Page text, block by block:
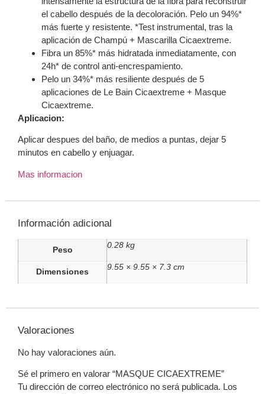
el cabello después de la decoloración. Pelo un 94%*
más fuerte y resistente. *Test instrumental, tras la
aplicación de Champú + Mascarilla Cicaextreme.
Fibra un 85%* más hidratada inmediatamente, con
24h* de control anti-encrespamiento.
Pelo un 34%* más resiliente después de 5
aplicaciones de Le Bain Cicaextreme + Masque
Cicaextreme.
Aplicacion:
Aplicar despues del baño, de medios a puntas, dejar 5
minutos en cabello y enjuagar.
Mas informacion
Información adicional
Peso
0.28 kg
Dimensiones
9.55 × 9.55 × 7.3 cm
Valoraciones
No hay valoraciones aún.
Sé el primero en valorar “MASQUE CICAEXTREME”
Tu dirección de correo electrónico no será publicada. Los